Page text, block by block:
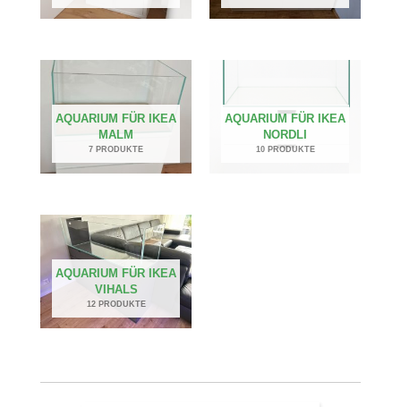
AQUARIUM FÜR IKEA
MALM
7 PRODUKTE
AQUARIUM FÜR IKEA
NORDLI
10 PRODUKTE
AQUARIUM FÜR IKEA
VIHALS
12 PRODUKTE